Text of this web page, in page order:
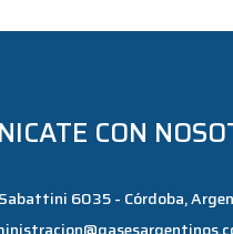
CON
6035 - Córdoba,